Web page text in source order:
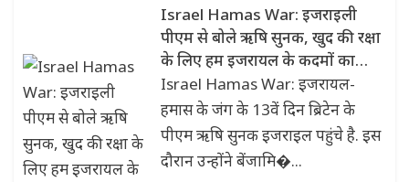
Israel Hamas War: इजराइली
पीएम से बोले ऋषि सुनक, खुद की रक्षा
के लिए हम इजरायल के कदमों का
समर्थन…
Israel Hamas War: इजरायल-
हमास के जंग के 13वें दिन ब्रिटेन के
पीएम ऋषि सुनक इजराइल पहुंचे है. इस
दौरान उन्होंने बेंजामि�...